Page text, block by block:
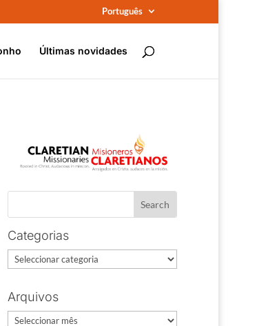
Português
Últimas novidades
Categorias
Categorias
Arquivos
Arquivos